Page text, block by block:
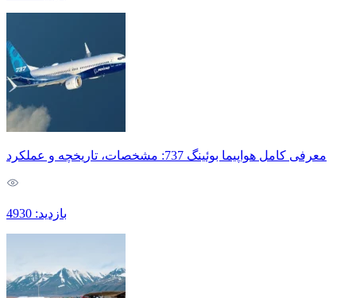
معرفی کامل هواپیما بوئینگ 737: مشخصات، تاریخچه و عملکرد
بازدید: 4930